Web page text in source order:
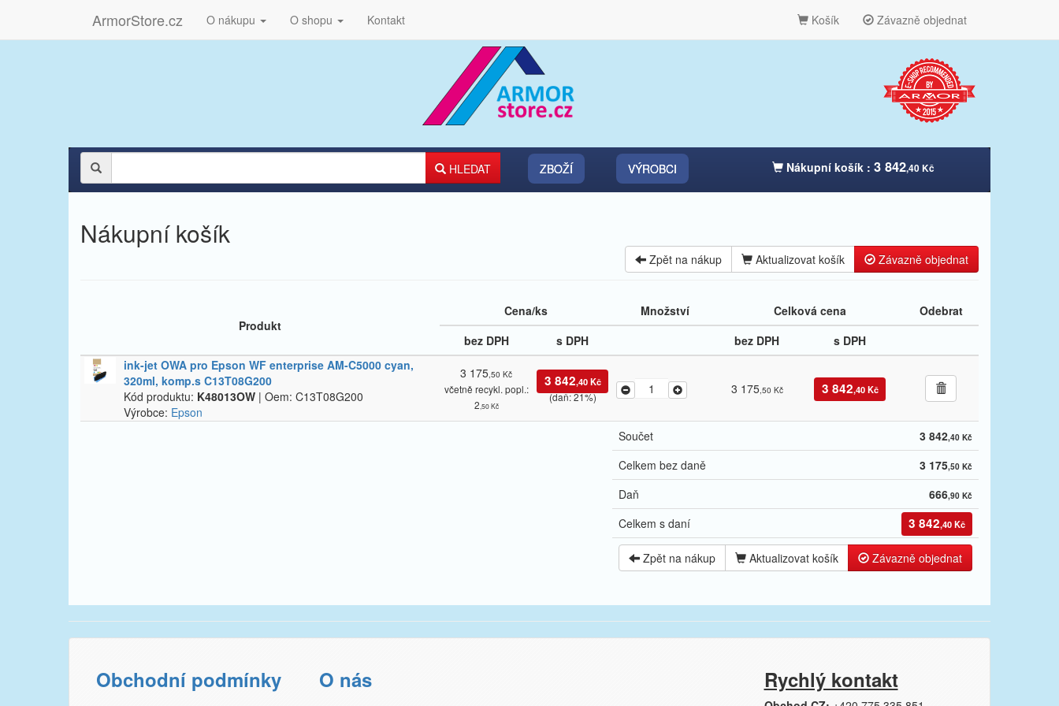
ArmorStore.cz O nákupu O shopu Kontakt Košík Závazně objednat
HLEDAT ZBOŽÍ VÝROBCI Nákupní košík : 3 842,40 Kč
Nákupní košík
Zpět na nákup Aktualizovat košík Závazně objednat
Produkt
Cena/ks Množství Celková cena
Odebrat
bez DPH
s DPH bez DPH
s DPH
ink-​jet OWA pro Epson WF enterprise AM-​C5000 cyan,​
320ml,​ komp.​s C13T08G200
Kód produktu: K48013OW | Oem: C13T08G200
Výrobce: Epson
3 175,50 Kč
včetně recykl. popl.:
2 ,50 Kč
3 842,40 Kč
(daň: 21%)
3 175,50 Kč 3 842,40 Kč
Součet 3 842,40 Kč
Celkem bez daně 3 175,50 Kč
Daň 666,90 Kč
Celkem s daní 3 842,40 Kč
Zpět na nákup Aktualizovat košík Závazně objednat
Obchodní podmínky
O nás Rychlý kontakt